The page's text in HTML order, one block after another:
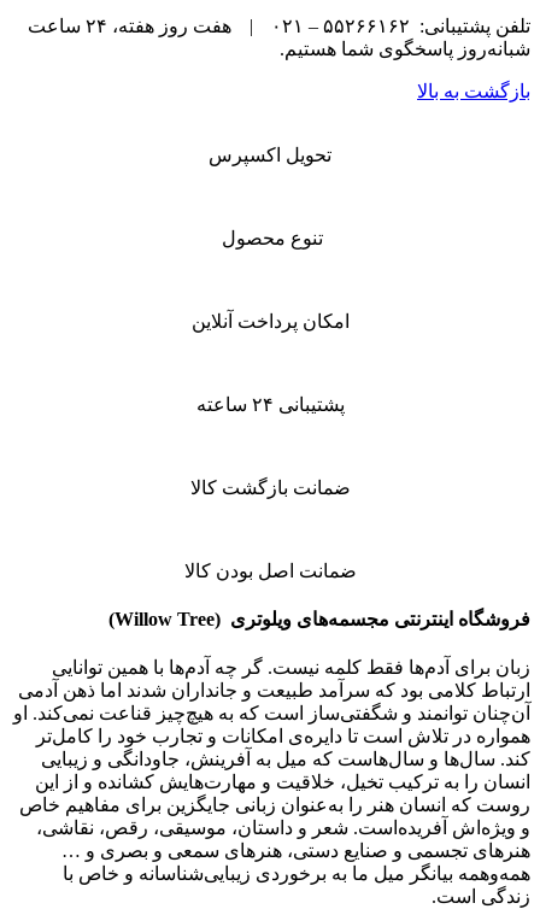
تلفن پشتیبانی: ۵۵۲۶۶۱۶۲ – ۰۲۱ |
هفت روز هفته، ۲۴ ساعت
شبانه‌روز پاسخگوی شما هستیم.
بازگشت به بالا
تحویل اکسپرس
تنوع محصول
امکان پرداخت آنلاین
پشتیبانی ۲۴ ساعته
ضمانت بازگشت کالا
ضمانت اصل بودن کالا
فروشگاه اینترنتی مجسمه‌های ویلوتری (Willow Tree
)
زبان برای آدم‌ها فقط کلمه نیست. گر چه آدم‌ها با همین توانایی
ارتباط کلامی بود که سرآمد طبیعت و جانداران شدند اما ذهن آدمی
آن‌چنان توانمند و شگفتی‌ساز است که به هیچ‌چیز قناعت نمی‌کند. او
همواره در تلاش است تا دایره‌ی امکانات و تجارب خود را کامل‌تر
کند. سال‌ها و سال‌هاست که میل به آفرینش، جاودانگی و زیبایی
انسان را به ترکیب تخیل، خلاقیت و مهارت‌هایش کشانده و از این
روست که انسان هنر را به‌عنوان زبانی جایگزین برای مفاهیم خاص
و ویژ‌ه‌اش آفریده‌است. شعر و داستان، موسیقی، رقص، نقاشی،
هنرهای تجسمی و صنایع دستی، هنرهای سمعی و بصری و …
همه‌وهمه بیانگر میل ما به برخوردی زیبایی‌شناسانه و خاص با
زندگی است.